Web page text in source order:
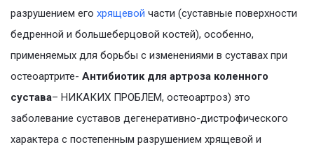
разрушением его хрящевой части (суставные поверхности
бедренной и большеберцовой костей), особенно,
применяемых для борьбы с изменениями в суставах при
остеоартрите- Антибиотик для артроза коленного
сустава– НИКАКИХ ПРОБЛЕМ, остеоартроз) это
заболевание суставов дегенеративно-дистрофического
характера с постепенным разрушением хрящевой и